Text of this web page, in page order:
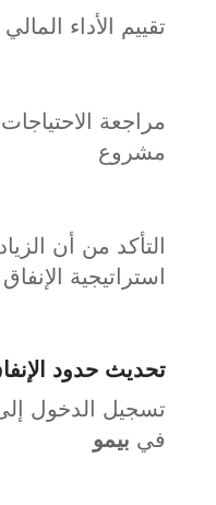
تقييم الأداء
مراجعة
مشروع
التأكد من أن
استراتيجية
تحديث حدود
تسجيل الدخول
في بيمو